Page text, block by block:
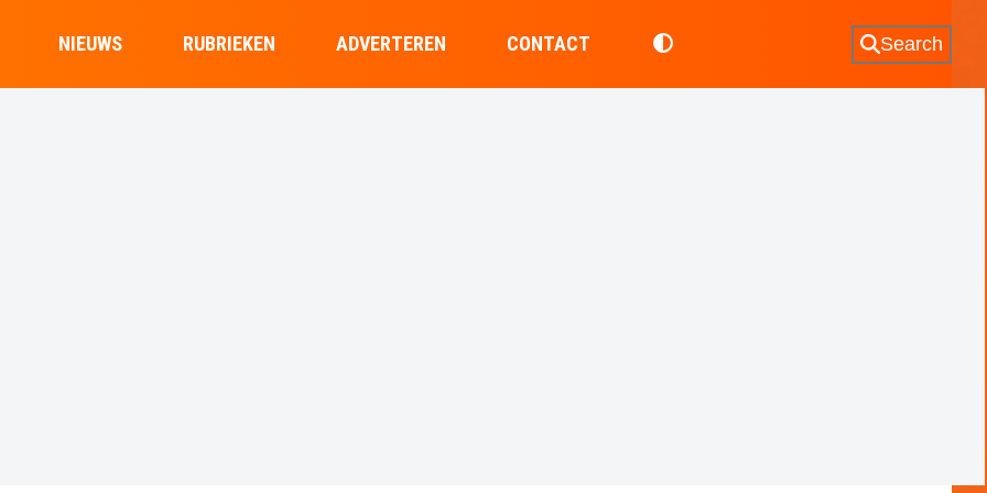
NIEUWS RUBRIEKEN ADVERTEREN CONTACT Search